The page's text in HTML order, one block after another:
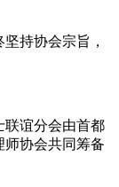
持协会宗旨，
联谊分会由首都
师协会共同筹备